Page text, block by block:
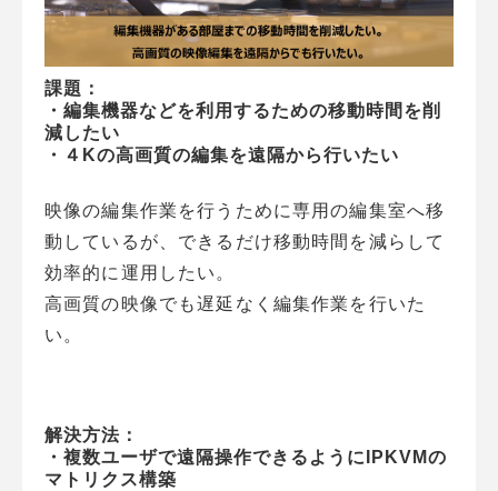
課題：
・編集機器などを利用するための移動時間を削
減したい
・４Kの高画質の編集を遠隔から行いたい
映像の編集作業を行うために専用の編集室へ移
動しているが、できるだけ移動時間を減らして
効率的に運用したい。
高画質の映像でも遅延なく編集作業を行いた
い。
解決方法：
・複数ユーザで遠隔操作できるようにIPKVMの
マトリクス構築